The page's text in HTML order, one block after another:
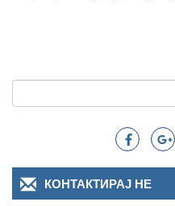
Search
Пребарување
КОНТАКТИРАЈ НЕ